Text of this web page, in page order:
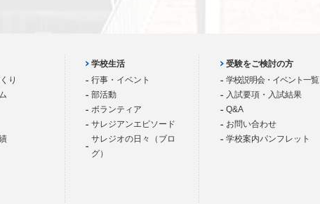
り
学校生活
行事・イベント
部活動
ボランティア
サレジアンエピソード
サレジオの日々（ブロ
グ）
受験をご検討の方
学校説明会・イベント一覧
入試要項・入試結果
Q&A
お問い合わせ
学校案内パンフレット